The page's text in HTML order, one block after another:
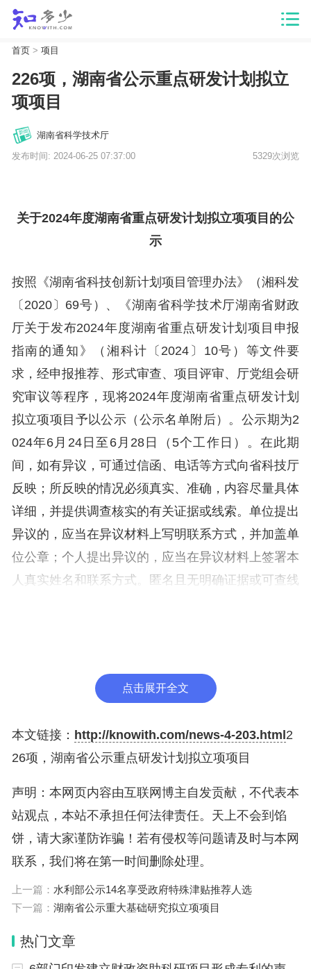
首页> 项目
226项，湖南省公示重点研发计划拟立
项项目
湖南省科学技术厅
发布时间: 2024-06-25 07:37:00 5329次浏览
关于2024年度湖南省重点研发计划拟立项项目的公
示
按照《湖南省科技创新计划项目管理办法》（湘科发
〔2020〕69号）、《湖南省科学技术厅湖南省财政
厅关于发布2024年度湖南省重点研发计划项目申报
指南的通知》（湘科计〔2024〕10号）等文件要
求，经申报推荐、形式审查、项目评审、厅党组会研
究审议等程序，现将2024年度湖南省重点研发计划
拟立项项目予以公示（公示名单附后）。公示期为2
024年6月24日至6月28日（5个工作日）。在此期
间，如有异议，可通过信函、电话等方式向省科技厅
反映；所反映的情况必须真实、准确，内容尽量具体
详细，并提供调查核实的有关证据或线索。单位提出
异议的，应当在异议材料上写明联系方式，并加盖单
位公章；个人提出异议的，应当在异议材料上签署本
人真实姓名和联系方式。匿名且无明确证据或可查线
0731-88988679（机关纪委）
邮箱：hnst_jg@hnst.gov.cn
地址：长沙市岳麓大道233号科技大厦
邮编：410013
附件：2024年省重点研发计划拟立项项目公示名单
湖南省科学技术厅
点击展开全文
本文链接： http://knowith.com/news-4-203.html 2
26项，湖南省公示重点研发计划拟立项项目
声明：本网页内容由互联网博主自发贡献，不代表本
站观点，本站不承担任何法律责任。天上不会到馅
饼，请大家谨防诈骗！若有侵权等问题请及时与本网
联系，我们将在第一时间删除处理。
上一篇： 水利部公示14名享受政府特殊津贴推荐人选
下一篇： 湖南省公示重大基础研究拟立项项目
热门文章